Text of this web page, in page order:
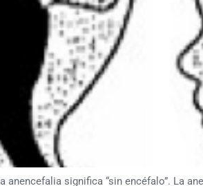
anencefalia significa “sin encéfalo”. La